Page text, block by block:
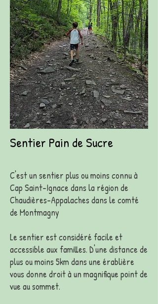
Sentier Pain de Sucre
C'est un sentier plus ou moins connu à
Cap Saint-Ignace dans la région de
Chaudières-Appalaches dans le comté
de Montmagny
Le sentier est considéré facile et
accessible aux familles. D'une distance de
plus ou moins 5km dans une érablière
vous donne droit à un magnifique point de
vue au sommet.